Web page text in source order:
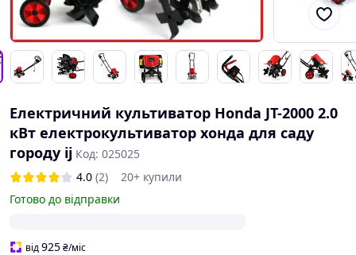
Електричний культиватор Honda JT-2000 2.0
кВт електрокультиватор хонда для саду
городу ij Код: 025025
4.0 (2)
20+ купили
Готово до відправки
від925₴/міс